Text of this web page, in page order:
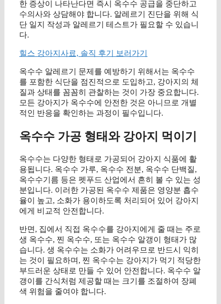
한 증상이 나타난다면 즉시 옥수수 공급을 중단하고
수의사와 상담해야 합니다. 알레르기 진단을 위해 식
단 일지 작성과 알레르기 테스트가 필요할 수 있습니
다.
힐스 강아지사료, 솔직 후기 보러가기
옥수수 알레르기 문제를 예방하기 위해서는 옥수수
를 포함한 식단을 점진적으로 도입하고, 강아지의 체
질과 상태를 꼼꼼히 관찰하는 것이 가장 중요합니다.
모든 강아지가 옥수수에 안전한 것은 아니므로 개별
적인 반응을 확인하는 과정이 필수입니다.
옥수수 가공 형태와 강아지 먹이기
옥수수는 다양한 형태로 가공되어 강아지 식품에 활
용됩니다. 옥수수 가루, 옥수수 전분, 옥수수 단백질,
옥수수기름 등은 펫푸드 산업에서 흔히 볼 수 있는 성
분입니다. 이러한 가공된 옥수수 제품은 영양분 흡수
율이 높고, 소화가 용이하도록 처리되어 있어 강아지
에게 비교적 안전합니다.
반면, 집에서 직접 옥수수를 강아지에게 줄 때는 주로
생 옥수수, 찐 옥수수, 또는 옥수수 알갱이 형태가 많
습니다. 생 옥수수는 소화가 어려우므로 반드시 익히
는 것이 필요하며, 찐 옥수수는 강아지가 먹기 적당한
부드러운 상태로 만들 수 있어 안전합니다. 옥수수 알
갱이를 간식처럼 제공할 때는 크기를 조절하여 장폐
색 위험을 줄여야 합니다.